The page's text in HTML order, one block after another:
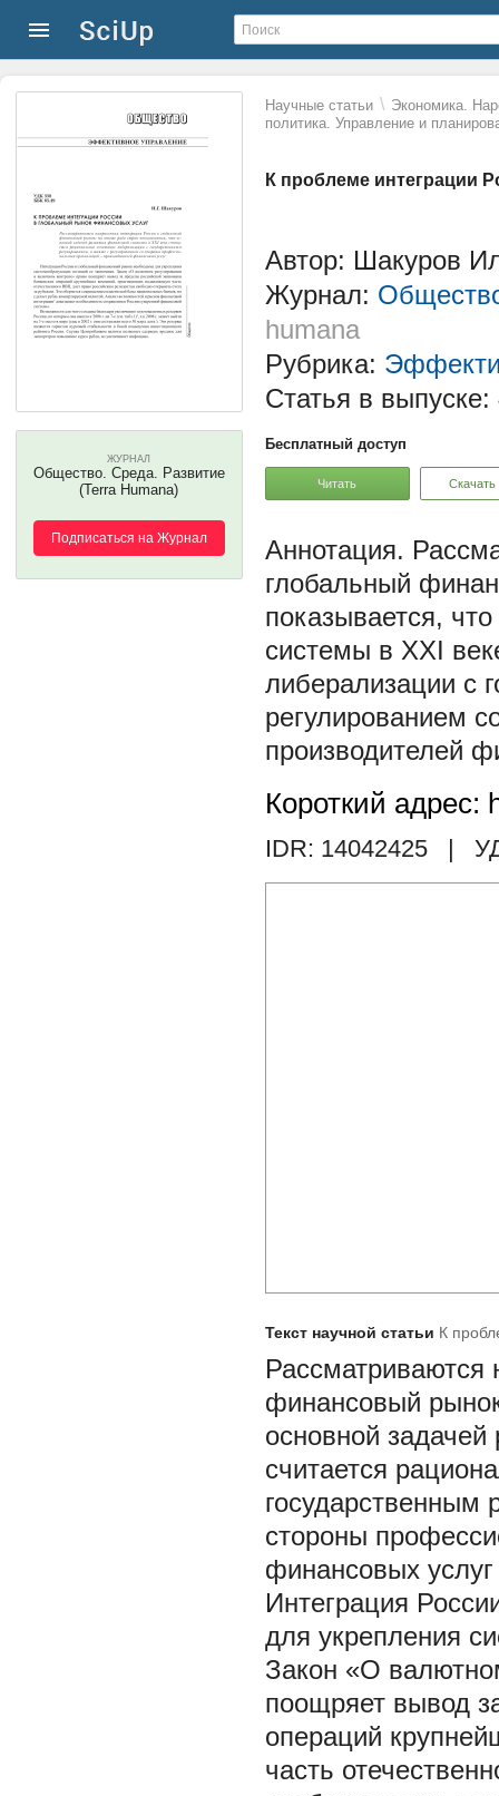
Научные статьи \ Экономика.
политика. Управление и
К проблеме интеграции
ЖУРНАЛ
Общество. Среда. Развитие
(Terra Humana)
Подписаться на Журнал
Автор: Шакуров
Журнал:
humana
Рубрика:
Статья в выпуске:
Бесплатный доступ
Читать Скачать
глобальный
показывается,
системы в ХХI
либерализации с
регулированием
производителей
Короткий адрес:
IDR: 14042425 |
Текст научной статьи К
Рассматриваются
финансовый
основной
считается
государственным
стороны
финансовых услуг
Интеграция
для укрепления
Закон «О
поощряет вывод
операций
часть